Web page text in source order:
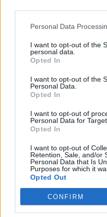
Personal Data
I want to opt-out of the
personal data.
Opted In
I want to opt-out of the
Personal Data.
Opted In
I want to opt-out of
Personal Data for
Opted In
I want to opt-out of
Retention, Sale, and/or
Personal Data that Is
Purposes for which it
Opted Out
CONFIRM
20%υγρ.
24 Km/
18%υγρ.
16 Km/h
37 °C
25%υγρ.
1 Μπφ BA
30 °C
47%υγρ.
2 Μπφ
9 Km/h
ΤΡΙΤΗ11 ΑΥΓΟΥΣΤΟΥ
26°C
49%υγρ.
9 Km/h